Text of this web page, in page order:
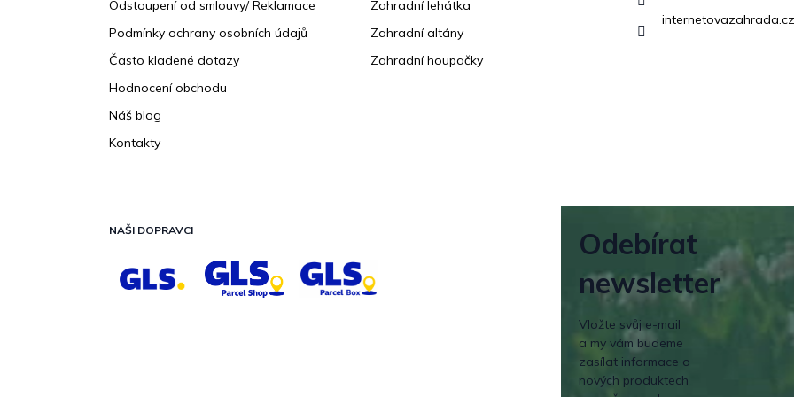
Odstoupení od smlouvy/ Reklamace
Podmínky ochrany osobních údajů
Často kladené dotazy
Hodnocení obchodu
Náš blog
Kontakty
Zahradní lehátka
Zahradní altány
Zahradní houpačky
NAŠI DOPRAVCI
Odebírat
newsletter
Vložte svůj e-mail
a my vám budeme
zasílat informace o
nových produktech